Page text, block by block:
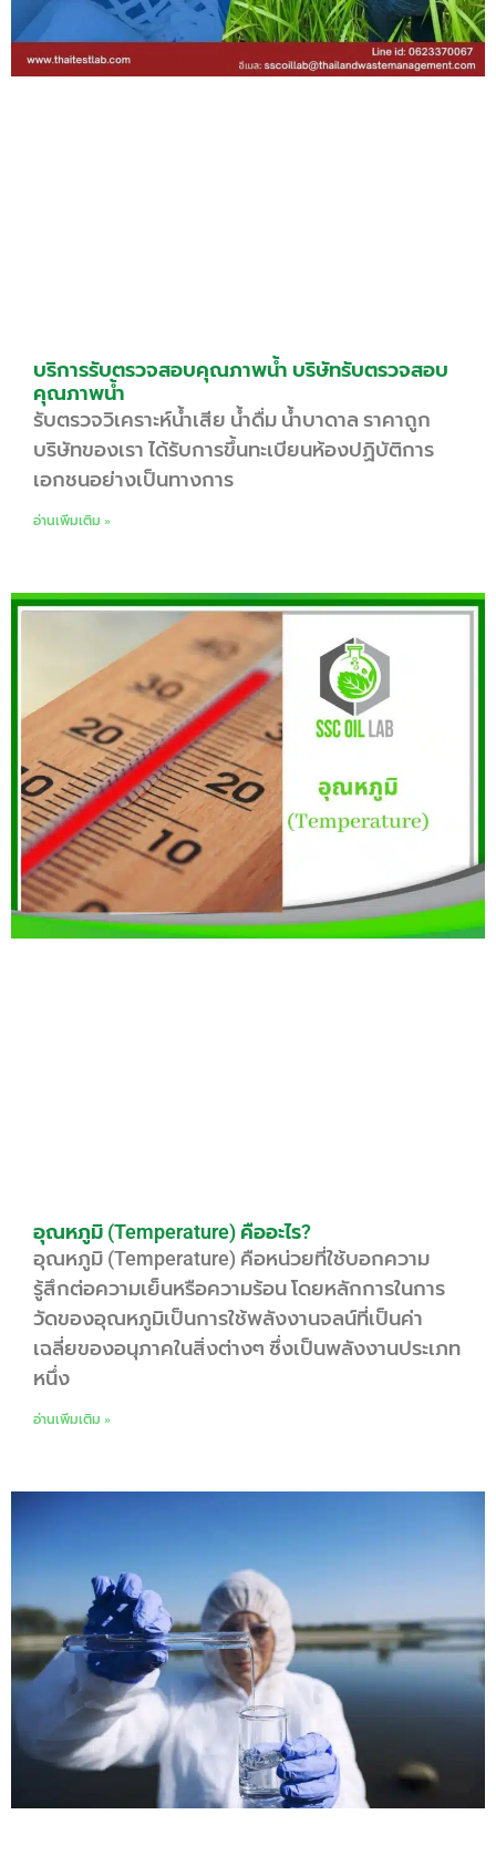
บริการรับตรวจสอบคุณภาพน้ำ บริษัทรับตรวจสอบ
คุณภาพน้ำ
รับตรวจวิเคราะห์น้ำเสีย น้ำดื่ม น้ำบาดาล ราคาถูก
บริษัทของเรา ได้รับการขึ้นทะเบียนห้องปฏิบัติการ
เอกชนอย่างเป็นทางการ
อ่านเพิ่มเติม »
อุณหภูมิ (Temperature) คืออะไร?
อุณหภูมิ (Temperature) คือหน่วยที่ใช้บอกความ
รู้สึกต่อความเย็นหรือความร้อน โดยหลักการในการ
วัดของอุณหภูมิเป็นการใช้พลังงานจลน์ที่เป็นค่า
เฉลี่ยของอนุภาคในสิ่งต่างๆ ซึ่งเป็นพลังงานประเภท
หนึ่ง
อ่านเพิ่มเติม »